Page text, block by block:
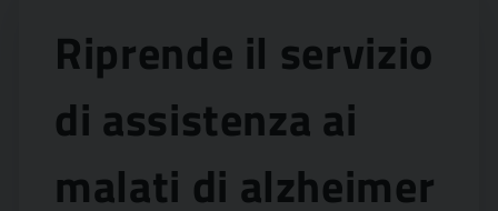
Riprende il servizio
di assistenza ai
malati di alzheimer